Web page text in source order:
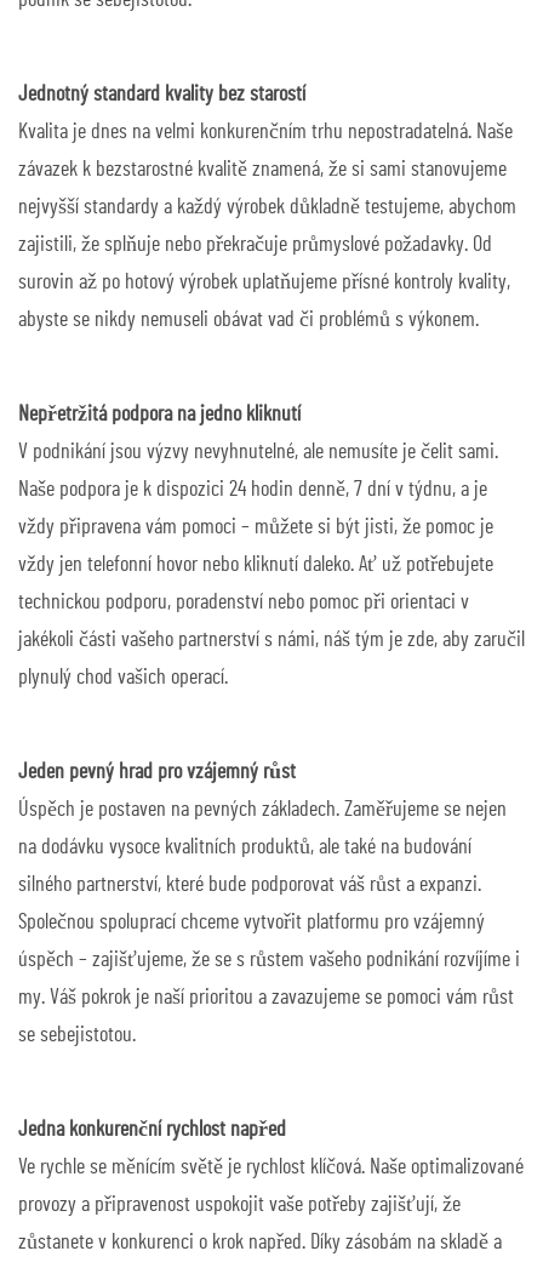
Jednotný standard kvality bez starostí
Kvalita je dnes na velmi konkurenčním trhu nepostradatelná. Naše
závazek k bezstarostné kvalitě znamená, že si sami stanovujeme
nejvyšší standardy a každý výrobek důkladně testujeme, abychom
zajistili, že splňuje nebo překračuje průmyslové požadavky. Od
surovin až po hotový výrobek uplatňujeme přísné kontroly kvality,
abyste se nikdy nemuseli obávat vad či problémů s výkonem.
Nepřetržitá podpora na jedno kliknutí
V podnikání jsou výzvy nevyhnutelné, ale nemusíte je čelit sami.
Naše podpora je k dispozici 24 hodin denně, 7 dní v týdnu, a je
vždy připravena vám pomoci – můžete si být jisti, že pomoc je
vždy jen telefonní hovor nebo kliknutí daleko. Ať už potřebujete
technickou podporu, poradenství nebo pomoc při orientaci v
jakékoli části vašeho partnerství s námi, náš tým je zde, aby zaručil
plynulý chod vašich operací.
Jeden pevný hrad pro vzájemný růst
Úspěch je postaven na pevných základech. Zaměřujeme se nejen
na dodávku vysoce kvalitních produktů, ale také na budování
silného partnerství, které bude podporovat váš růst a expanzi.
Společnou spoluprací chceme vytvořit platformu pro vzájemný
úspěch – zajišťujeme, že se s růstem vašeho podnikání rozvíjíme i
my. Váš pokrok je naší prioritou a zavazujeme se pomoci vám růst
se sebejistotou.
Jedna konkurenční rychlost napřed
Ve rychle se měnícím světě je rychlost klíčová. Naše optimalizované
provozy a připravenost uspokojit vaše potřeby zajišťují, že
zůstanete v konkurenci o krok napřed. Díky zásobám na skladě a